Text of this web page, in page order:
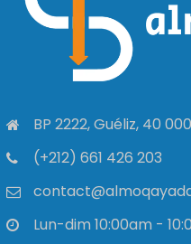
BP 2222, Guéliz, 40 000
(+212) 661 426 203
Lun-dim 10:00am -